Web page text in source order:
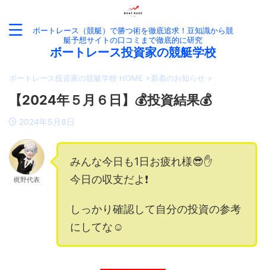
ボートレース（競艇）で勝つ術を徹底追求！豆知識から競
艇予想サイトの口コミまで徹底的に研究
ボートレース投資家の競艇学校
ボートレース投資家の競艇学校 HOME >新着のお知らせ >
【2024年５月６日】💰投資結果💰
2024年5月8日
梶野代表
みんな今日も1日お疲れ様😎✋
今日の収支だよ❗️
しっかり確認して自分の投資の参考
にしてな☺️